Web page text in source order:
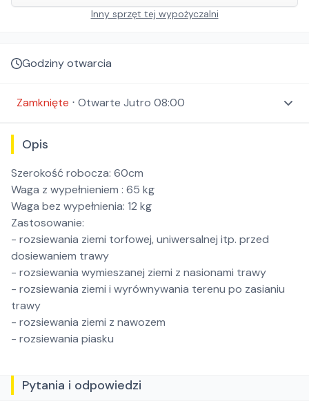
Inny sprzęt tej wypożyczalni
Godziny otwarcia
Zamknięte ⋅ Otwarte Jutro 08:00
Opis
Szerokość robocza: 60cm
Waga z wypełnieniem : 65 kg
Waga bez wypełnienia: 12 kg
Zastosowanie:
- rozsiewania ziemi torfowej, uniwersalnej itp. przed
dosiewaniem trawy
- rozsiewania wymieszanej ziemi z nasionami trawy
- rozsiewania ziemi i wyrównywania terenu po zasianiu
trawy
- rozsiewania ziemi z nawozem
- rozsiewania piasku
Pytania i odpowiedzi